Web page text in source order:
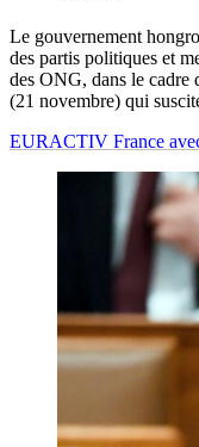
Le gouvernement
des partis politiques et
des ONG, dans le cadre
(21 novembre) qui
EURACTIV France